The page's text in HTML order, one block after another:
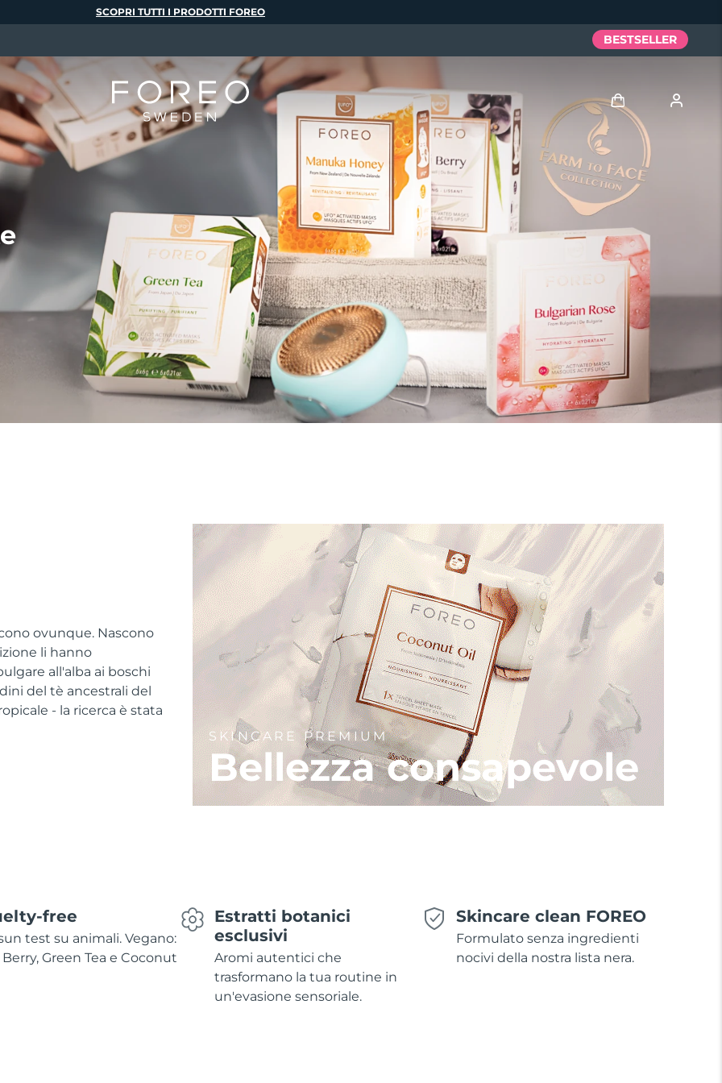
ovunque. Nascono
li hanno
all'alba ai boschi
del tè ancestrali del
- la ricerca è stata
SKINCARE PREMIUM
Bellezza consapevole
free
test su animali. Vegano:
Berry, Green Tea e Coconut
Estratti botanici
esclusivi
Aromi autentici che
trasformano la tua routine in
un'evasione sensoriale.
Skincare clean FOREO
Formulato senza ingredienti
nocivi della nostra lista nera.
SCOPRI TUTTI I PRODOTTI FOREO
BESTSELLER
Profilo utente
I miei dispositivi
I miei ordini
I miei indirizzi
I miei abbonamenti